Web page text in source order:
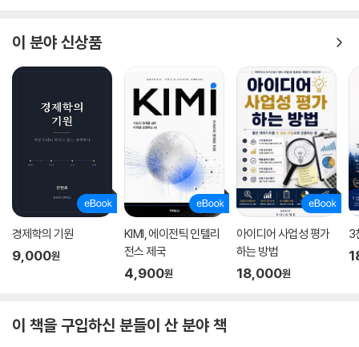
이 분야 신상품
경제학의 기원
9,000원
KIMI, 에이전틱 인텔리
전스 제국
4,900원
아이디어 사업성 평가
하는 방법
18,000원
3
이 책을 구입하신 분들이 산 분야 책